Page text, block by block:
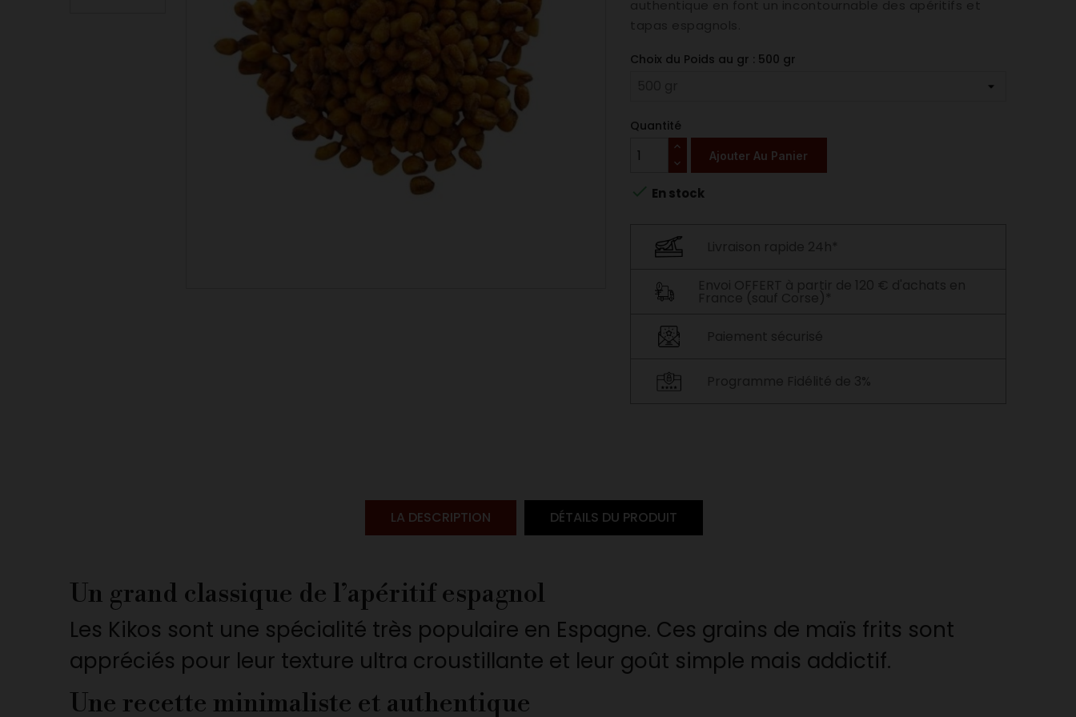
Choix du Poids au gr : 500 gr
Quantité
Ajouter Au Panier
 En stock
LA DESCRIPTION DÉTAILS DU PRODUIT
Un grand classique de l’apéritif espagnol
Les Kikos sont une spécialité très populaire en Espagne. Ces grains de maïs frits sont
appréciés pour leur texture ultra croustillante et leur goût simple mais addictif.
Une recette minimaliste et authentique